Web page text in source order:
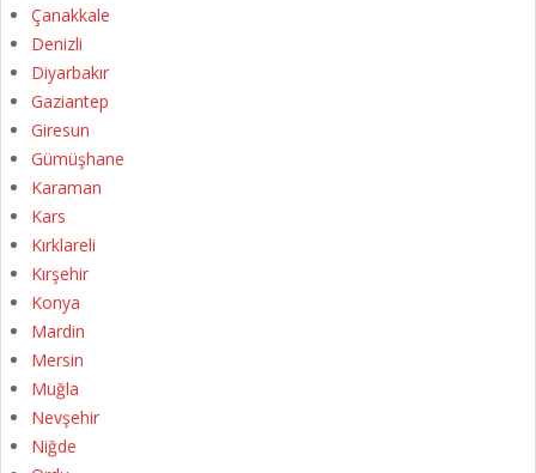
Çanakkale
Denizli
Diyarbakır
Gaziantep
Giresun
Gümüşhane
Karaman
Kars
Kırklareli
Kırşehir
Konya
Mardin
Mersin
Muğla
Nevşehir
Niğde